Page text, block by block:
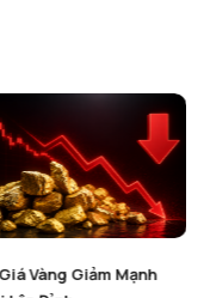
Network ($BILL) có